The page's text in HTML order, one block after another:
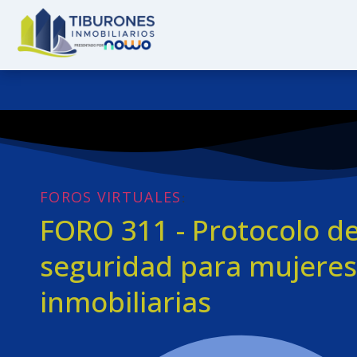
FOROS VIRTUALES :
FORO 311 - Protocolo
seguridad para mujeres
inmobiliarias